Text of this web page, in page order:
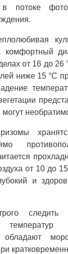
в потоке
комфортный
от 16 до
ниже 15 °C
могут
от 10 до
и
следить